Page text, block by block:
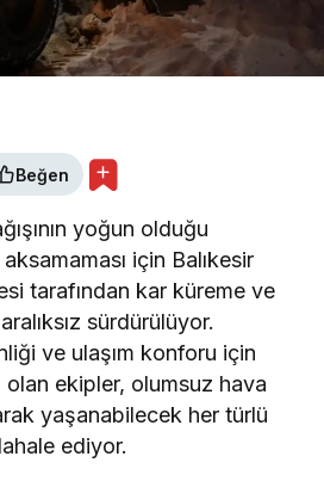
Beğen
yoğun olduğu
için Balıkesir
tarafından kar küreme ve
sürdürülüyor.
ve ulaşım konforu için
ekipler, olumsuz hava
yaşanabilecek her türlü
ediyor.